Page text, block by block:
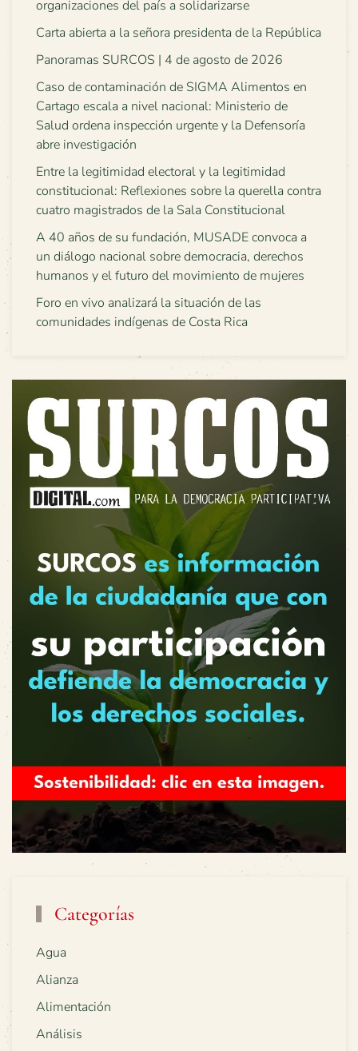
organizaciones del país a solidarizarse
Carta abierta a la señora presidenta de la República
Panoramas SURCOS | 4 de agosto de 2026
Caso de contaminación de SIGMA Alimentos en
Cartago escala a nivel nacional: Ministerio de
Salud ordena inspección urgente y la Defensoría
abre investigación
Entre la legitimidad electoral y la legitimidad
constitucional: Reflexiones sobre la querella contra
cuatro magistrados de la Sala Constitucional
A 40 años de su fundación, MUSADE convoca a
un diálogo nacional sobre democracia, derechos
humanos y el futuro del movimiento de mujeres
Foro en vivo analizará la situación de las
comunidades indígenas de Costa Rica
Categorías
Agua
Alianza
Alimentación
Análisis